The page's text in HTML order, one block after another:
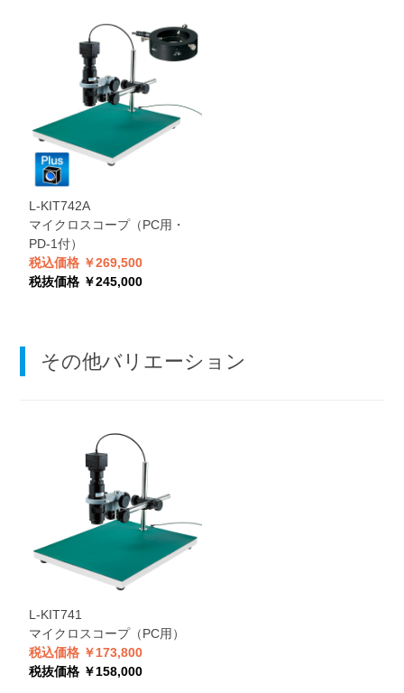
L-KIT742A
マイクロスコープ（PC用・
PD-1付）
税込価格 ￥269,500
税抜価格 ￥245,000
その他バリエーション
L-KIT741
マイクロスコープ（PC用）
税込価格 ￥173,800
税抜価格 ￥158,000